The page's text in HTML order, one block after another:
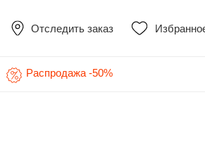
Отследить заказ
Распродажа -50%